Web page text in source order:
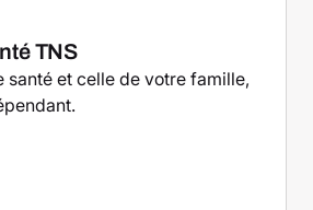
TNS
santé et celle de votre famille,